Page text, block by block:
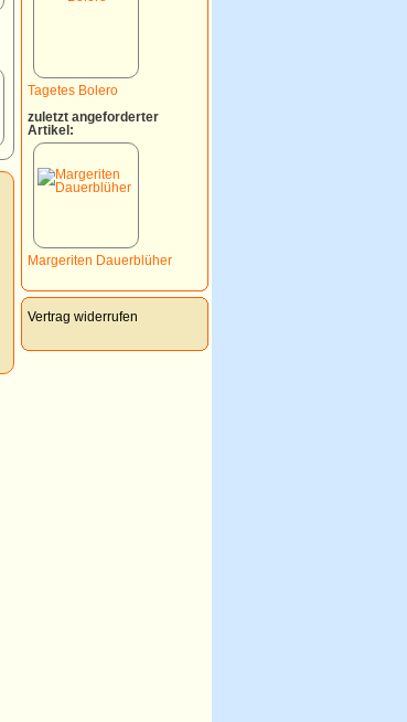
Tagetes Bolero
zuletzt angeforderter
Artikel:
Margeriten Dauerblüher
Vertrag widerrufen